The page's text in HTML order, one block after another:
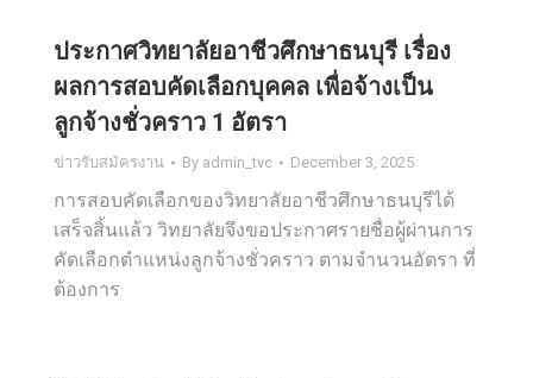
ประกาศวิทยาลัยอาชีวศึกษาธนบุรี เรื่อง
ผลการสอบคัดเลือกบุคคล เพื่อจ้างเป็น
ลูกจ้างชั่วคราว 1 อัตรา
ข่าวรับสมัครงาน By admin_tvc December 3, 2025
การสอบคัดเลือกของวิทยาลัยอาชีวศึกษาธนบุรีได้
เสร็จสิ้นแล้ว วิทยาลัยจึงขอประกาศรายชื่อผู้ผ่านการ
คัดเลือกตำแหน่งลูกจ้างชั่วคราว ตามจำนวนอัตรา ที่
ต้องการ